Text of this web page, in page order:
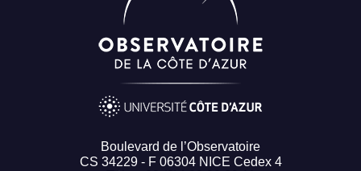
Boulevard de l’Observatoire
CS 34229 - F 06304 NICE Cedex 4